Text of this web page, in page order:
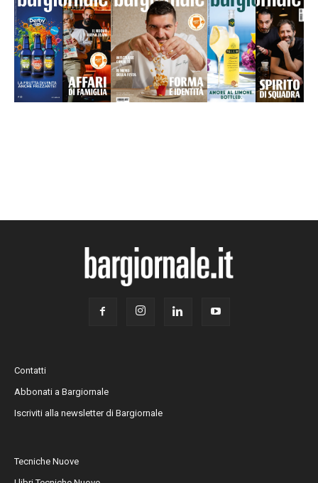
Contatti
Abbonati a Bargiornale
Iscriviti alla newsletter di Bargiornale
Tecniche Nuove